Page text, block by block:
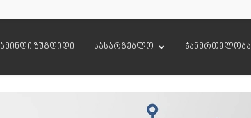
ამინდი ზუგდიდი სასარგებლო ჯანმრთელობა